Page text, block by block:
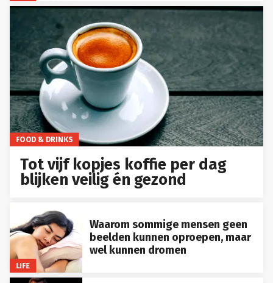
FOOD & DRINKS
Tot vijf kopjes koffie per dag
blijken veilig én gezond
LIFE
Waarom sommige mensen geen
beelden kunnen oproepen, maar
wel kunnen dromen